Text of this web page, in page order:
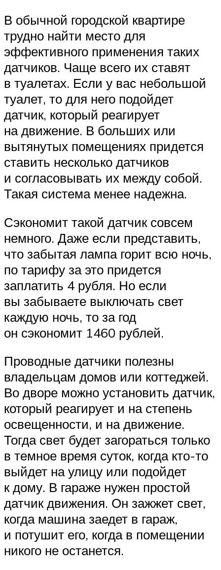
В обычной городской квартире
трудно найти место для
эффективного применения таких
датчиков. Чаще всего их ставят
в туалетах. Если у вас небольшой
туалет, то для него подойдет
датчик, который реагирует
на движение. В больших или
вытянутых помещениях придется
ставить несколько датчиков
и согласовывать их между собой.
Такая система менее надежна.
Сэкономит такой датчик совсем
немного. Даже если представить,
что забытая лампа горит всю ночь,
по тарифу за это придется
заплатить 4 рубля. Но если
вы забываете выключать свет
каждую ночь, то за год
он сэкономит 1460 рублей.
Проводные датчики полезны
владельцам домов или коттеджей.
Во дворе можно установить датчик,
который реагирует и на степень
освещенности, и на движение.
Тогда свет будет загораться только
в темное время суток, когда кто-то
выйдет на улицу или подойдет
к дому. В гараже нужен простой
датчик движения. Он зажжет свет,
когда машина заедет в гараж,
и потушит его, когда в помещении
никого не останется.